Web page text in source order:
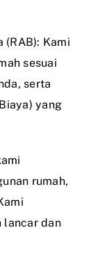
(RAB): Kami
sesuai
serta
yang
rumah,
lancar dan